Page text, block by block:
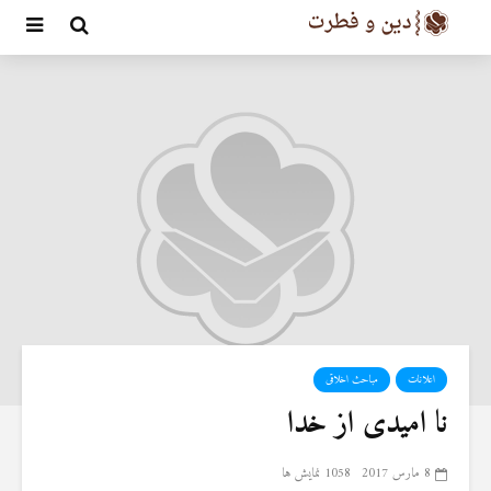
اعلانات مباحث اخلاقی
نا امیدی از خدا
8 مارس 2017 1058 نمایش ها